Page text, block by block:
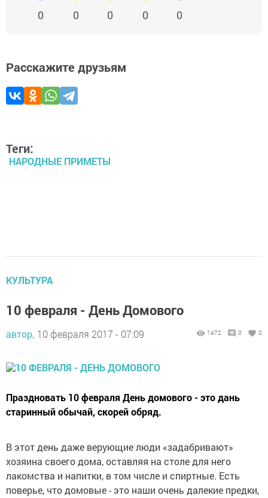
0 0 0 0 0
Расскажите друзьям
Теги:
НАРОДНЫЕ ПРИМЕТЫ
КУЛЬТУРА
10 февраля - День Домового
автор, 10 февраля 2017 - 07:09 1472 0 0
Праздновать 10 февраля День домового - это дань
старинный обычай, скорей обряд.
В этот день даже верующие люди «задабривают»
хозяина своего дома, оставляя на столе для него
лакомства и напитки, в том числе и спиртные. Есть
поверье, что домовые - это наши очень далекие предки,